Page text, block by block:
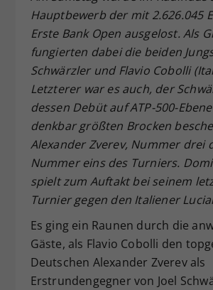
Hauptbewerb der mit 2.626.045
Erste Bank Open ausgelost. Als
fungierten dabei die beiden
Schwärzler und Flavio Cobolli
Letzterer war es auch, der
dessen Debüt auf ATP-500-
denkbar größten Brocken
Alexander Zverev, Nummer drei
Nummer eins des Turniers.
spielt zum Auftakt bei seinem
Turnier gegen den Italiener
Es ging ein Raunen durch die
Gäste, als Flavio Cobolli den
Deutschen Alexander Zverev als
Erstrundengegner von Joel
Zweck
Dieser Wert speichert
Einstellungen. Unter
zufällig generierte ID,
historische
vorgenommen
Webseiten-Betreiber
hat.